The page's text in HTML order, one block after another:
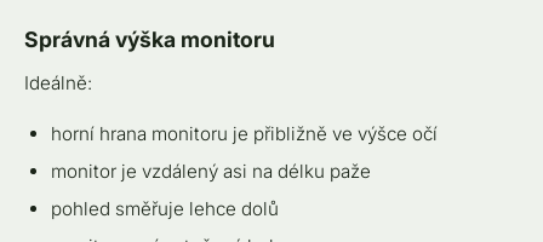
Správná výška monitoru
Ideálně:
horní hrana monitoru je přibližně ve výšce očí
monitor je vzdálený asi na délku paže
pohled směřuje lehce dolů